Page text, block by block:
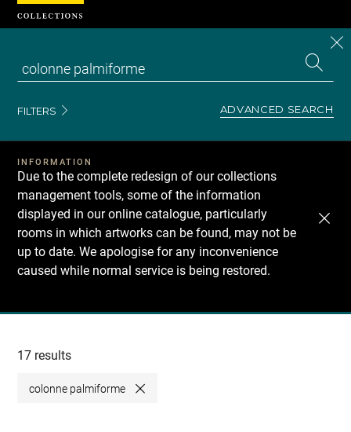
FILTERS ADVANCED SEARCH
INFORMATION
Due to the complete redesign of our collections
management tools, some of the information
displayed in our online catalogue, particularly
rooms in which artworks can be found, may not be
up to date. We apologise for any inconvenience
caused while normal service is being restored.
Recherche
collections
17 results
colonne palmiforme Close
Cookies management panel